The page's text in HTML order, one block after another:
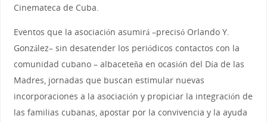
Cinemateca de Cuba.
Eventos que la asociación asumirá –precisó Orlando Y.
González– sin desatender los periódicos contactos con la
comunidad cubano – albaceteña en ocasión del Día de las
Madres, jornadas que buscan estimular nuevas
incorporaciones a la asociación y propiciar la integración de
las familias cubanas, apostar por la convivencia y la ayuda